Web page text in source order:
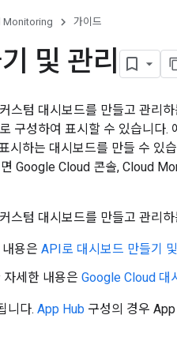
Monitoring 가이드
및 관리
스텀 대시보드를 만들고 관리
구성하여 표시할 수 있습니다.
시하는 대시보드를 만들 수 있
Google Cloud 콘솔, Cloud
스텀 대시보드를 만들고 관리
용은 API로 대시보드 만들기
세한 내용은 Google Cloud 대
니다. App Hub 구성의 경우